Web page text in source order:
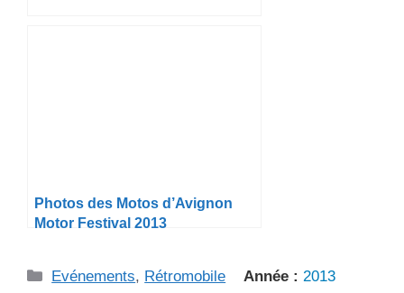
Photos des Motos d’Avignon
Motor Festival 2013
Catégories
Evénements, Rétromobile Année : 2013